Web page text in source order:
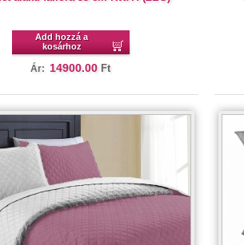
Add hozzá a
kosárhoz
Ár: 14900.00 Ft